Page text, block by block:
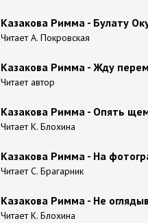
Казакова Римма - Булату
Читает А. Покровская
Казакова Римма - Жду
Читает автор
Казакова Римма - Опять
Читает К. Блохина
Казакова Римма - На
Читает С. Брагарник
Казакова Римма - Не
Читает К. Блохина